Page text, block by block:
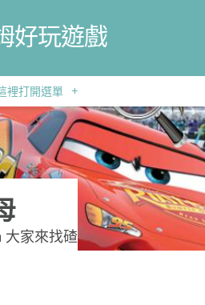
好玩遊戲
裡打開選單 +
大家來找碴